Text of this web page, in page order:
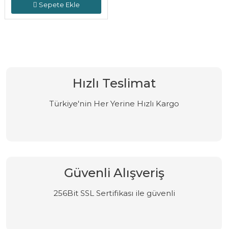
Sepete Ekle
Hızlı Teslimat
Türkiye'nin Her Yerine Hızlı Kargo
Güvenli Alışveriş
256Bit SSL Sertifikası ile güvenli